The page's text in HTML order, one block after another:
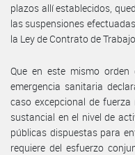
plazos allí establecidos,
las suspensiones
la Ley de Contrato de Trabajo.
Que en este mismo
emergencia sanitaria
caso excepcional de
sustancial en el nivel de
públicas dispuestas para
requiere del esfuerzo